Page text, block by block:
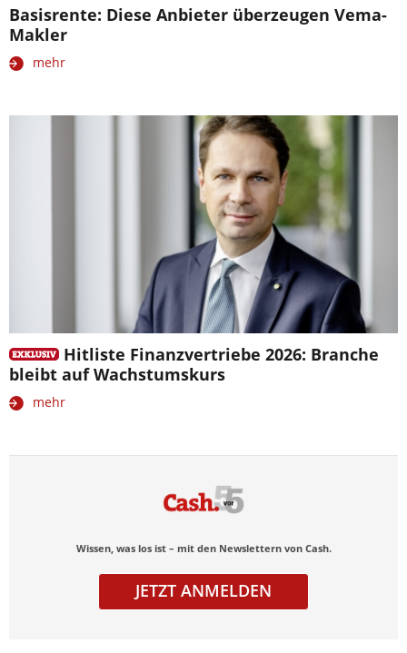
Basisrente: Diese Anbieter überzeugen Vema-
Makler
mehr
Hitliste Finanzvertriebe 2026: Branche
bleibt auf Wachstumskurs
mehr
Wissen, was los ist – mit den Newslettern von Cash.
JETZT ANMELDEN